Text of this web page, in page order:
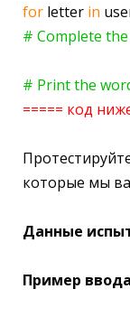
for letter in
# Complete
# Print the
===== код
которые мы
Данные
Пример ввода